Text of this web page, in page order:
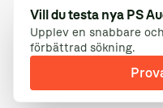
Vill du testa nya PS
Upplev en snabbare
förbättrad sökning.